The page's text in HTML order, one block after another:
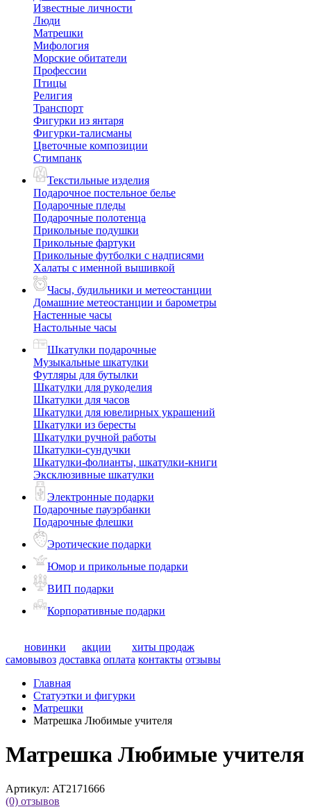
Известные личности
Люди
Матрешки
Мифология
Морские обитатели
Профессии
Птицы
Религия
Транспорт
Фигурки из янтаря
Фигурки-талисманы
Цветочные композиции
Стимпанк
Текстильные изделия
Подарочное постельное белье
Подарочные пледы
Подарочные полотенца
Прикольные подушки
Прикольные фартуки
Прикольные футболки с надписями
Халаты с именной вышивкой
Часы, будильники и метеостанции
Домашние метеостанции и барометры
Настенные часы
Настольные часы
Шкатулки подарочные
Музыкальные шкатулки
Футляры для бутылки
Шкатулки для рукоделия
Шкатулки для часов
Шкатулки для ювелирных украшений
Шкатулки из бересты
Шкатулки ручной работы
Шкатулки-сундучки
Шкатулки-фолианты, шкатулки-книги
Эксклюзивные шкатулки
Электронные подарки
Подарочные пауэрбанки
Подарочные флешки
Эротические подарки
Юмор и прикольные подарки
ВИП подарки
Корпоративные подарки
новинки акции
хиты продаж
самовывоз доставка оплата контакты отзывы
Главная
Статуэтки и фигурки
Матрешки
Матрешка Любимые учителя
Матрешка Любимые учителя
Артикул: AT2171666
(0) отзывов